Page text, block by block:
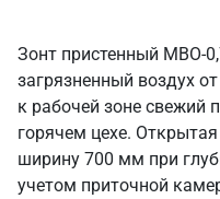
Зонт пристенный МВО-
загрязненный воздух
к рабочей зоне свежий
горячем цехе.
ширину 700 мм при
учетом приточной